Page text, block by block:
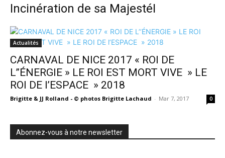
Incinération de sa MajestéI
Actualités
CARNAVAL DE NICE 2017 « ROI DE
L’’ÉNERGIE » LE ROI EST MORT VIVE » LE
ROI DE l’ESPACE » 2018
Brigitte & JJ Rolland - © photos Brigitte Lachaud - Mar 7, 2017 0
Abonnez-vous à notre newsletter